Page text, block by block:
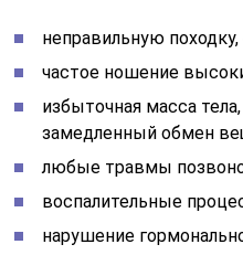
неправильную походку,
частое ношение
избыточная масса
замедленный обмен
любые травмы
воспалительные
нарушение